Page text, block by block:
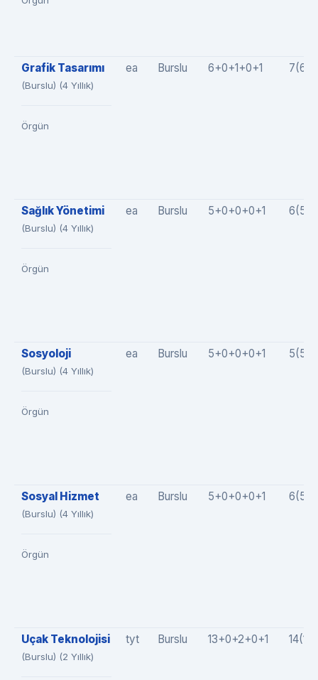
Grafik Tasarımı
(Burslu) (4 Yıllık)
Örgün
ea Burslu 6+0+1+0+1
Sağlık Yönetimi
(Burslu) (4 Yıllık)
Örgün
ea Burslu 5+0+0+0+1
Sosyoloji
(Burslu) (4 Yıllık)
Örgün
ea Burslu 5+0+0+0+1
Sosyal Hizmet
(Burslu) (4 Yıllık)
Örgün
ea Burslu 5+0+0+0+1
Uçak Teknolojisi
(Burslu) (2 Yıllık)
tyt Burslu 13+0+2+0+1